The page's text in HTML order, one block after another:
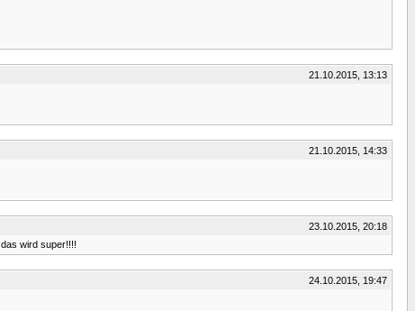
21.10.2015, 13:13
21.10.2015, 14:33
23.10.2015, 20:18
wird super!!!!
24.10.2015, 19:47